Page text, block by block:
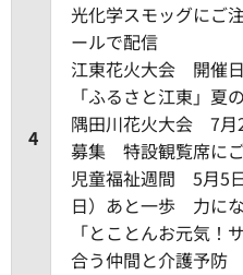
4
光化学スモッグにご
ールで配信
江東花火大会 開催
「ふるさと江東」夏
隅田川花火大会 7月
募集 特設観覧席に
児童福祉週間 5月5
日）あと一歩 力に
「とことんお元気！
合う仲間と介護予防